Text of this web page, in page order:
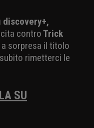
discovery+,
controTrick
sorpresa il titolo
rimetterci le
SU